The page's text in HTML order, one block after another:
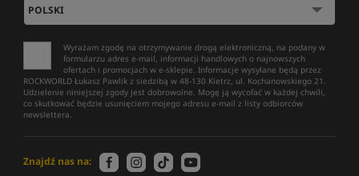
Wyrażam zgodę na otrzymywanie drogą elektroniczną, na podany w
formularzu adres e-mail, informacji handlowych o najnowszych
ofertach i promocjach w e-sklepie. Informacje wysyłane będą przez
ROCKWORLD Łukasz Pawlik z siedzibą w 48-130 Kietrz, ul. Kochanowskiego 21.
Udzielenie niniejszej zgody jest dobrowolne. Mogę ją wycofać w każdej chwili,
co skutkować będzie usunięciem mojego adresu e-mail z listy odbiorców
newslettera.
Znajdź nas na: